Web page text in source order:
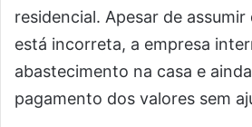
residencial. Apesar de
está incorreta, a empresa
abastecimento na casa e
pagamento dos valores sem